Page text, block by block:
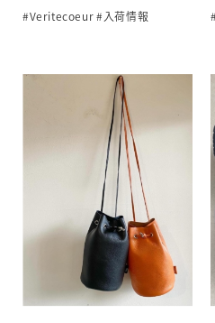
#Veritecoeur#入荷情報